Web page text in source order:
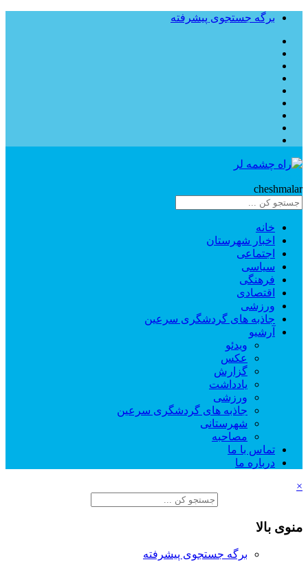
برگه جستجوی پیشرفته
cheshmalar
خانه
اخبار شهرستان
اجتماعی
سیاسی
فرهنگی
اقتصادی
ورزشی
جاذبه های گردشگری سرعین
آرشیو
ویدئو
عکس
گزارش
یادداشت
ورزشی
جاذبه های گردشگری سرعین
شهرستانی
مصاحبه
تماس با ما
درباره ما
×
منوی بالا
برگه جستجوی پیشرفته